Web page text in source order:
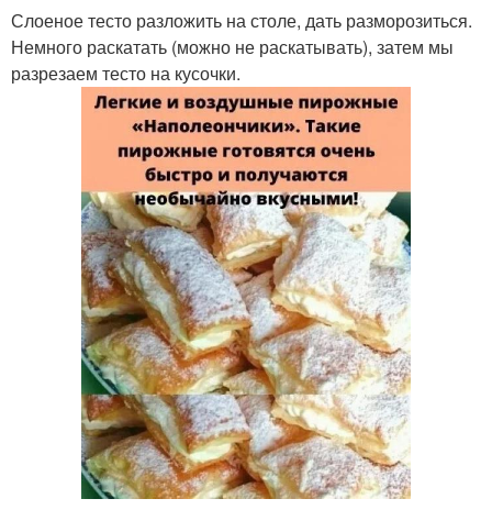
Слоеное тесто разложить на столе, дать разморозиться.
Немного раскатать (можно не раскатывать), затем мы
разрезаем тесто на кусочки.